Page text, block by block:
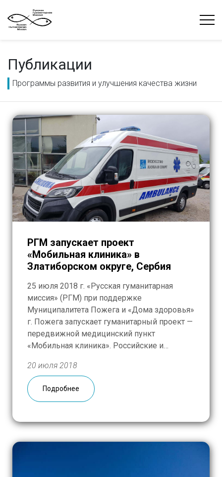
Публикации
Программы развития и улучшения качества жизни
РГМ запускает проект
«Мобильная клиника» в
Златиборском округе, Сербия
25 июля 2018 г. «Русская гуманитарная
миссия» (РГМ) при поддержке
Муниципалитета Пожега и «Дома здоровья»
г. Пожега запускает гуманитарный проект —
передвижной медицинский пункт
«Мобильная клиника». Российские и
посетят более 40 труднодоступных
населенных пунктов в западной части
Сербии. В состав группы войдут два врача,
переводчик и медперсонал. Данная
20 июля 2018
Подробнее